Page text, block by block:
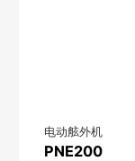
电动舷外机
PNE200